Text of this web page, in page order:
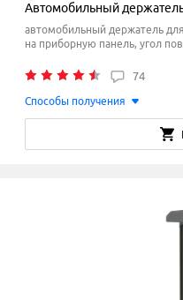
Автомобильный
автомобильный держатель
на приборную панель, угол
74
Способы получения